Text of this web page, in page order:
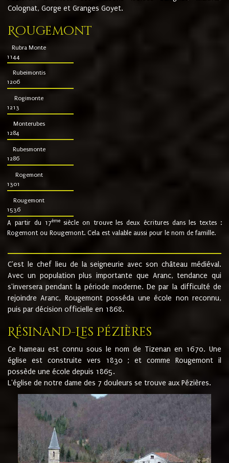
Colognat, Gorge et Granges Goyet.
Rougemont
Rubra Monte
1144
Rubeimontis
1206
Rogimonte
1213
Monterubes
1284
Rubesmonte
1286
Rogemont
1301
Rougemont
1536
A partir du 17ème siècle on trouve les deux écritures dans les textes :
Rogemont ou Rougemont. Cela est valable aussi pour le nom de famille.
C'est le chef lieu de la seigneurie avec son château médiéval.
Avec un population plus importante que Aranc, tendance qui
s'inversera pendant la période moderne. De par la difficulté de
rejoindre Aranc, Rougemont posséda une école non reconnu,
puis par décision officielle en 1868.
Résinand-Les Pézières
Ce hameau est connu sous le nom de Tizenan en 1670. Une
église est construite vers 1830 ; et comme Rougemont il
possède une école depuis 1865.
L'église de notre dame des 7 douleurs se trouve aux Pézières.